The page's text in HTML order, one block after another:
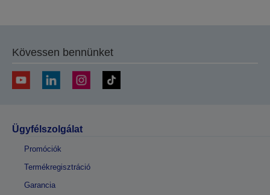
Kövessen bennünket
Ügyfélszolgálat
Promóciók
Termékregisztráció
Garancia